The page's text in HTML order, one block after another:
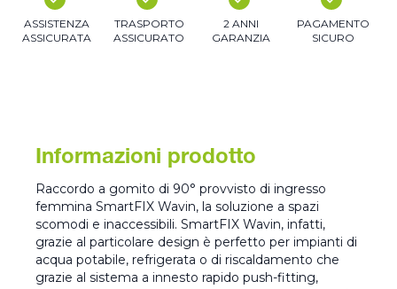
ASSISTENZA
ASSICURATA
TRASPORTO
ASSICURATO
2 ANNI
GARANZIA
PAGAMENTO
SICURO
Informazioni prodotto
Raccordo a gomito di 90° provvisto di ingresso
femmina SmartFIX Wavin, la soluzione a spazi
scomodi e inaccessibili. SmartFIX Wavin, infatti,
grazie al particolare design è perfetto per impianti di
acqua potabile, refrigerata o di riscaldamento che
grazie al sistema a innesto rapido push-fitting,